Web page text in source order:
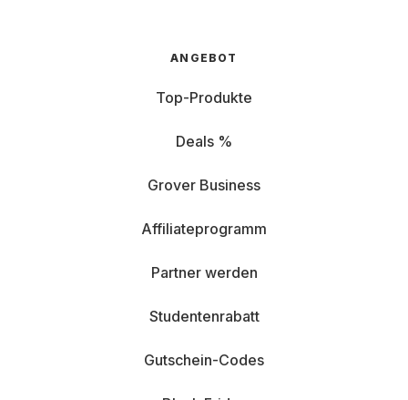
ANGEBOT
Top-Produkte
Deals %
Grover Business
Affiliateprogramm
Partner werden
Studentenrabatt
Gutschein-Codes